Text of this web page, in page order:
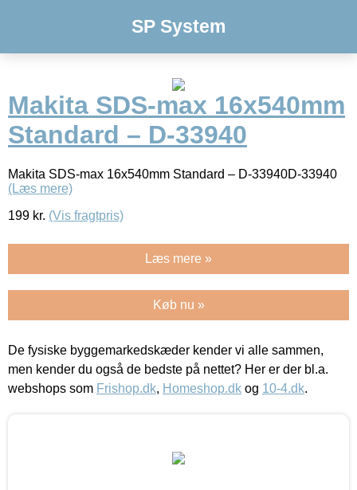
SP System
Makita SDS-max 16x540mm
Standard – D-33940
Makita SDS-max 16x540mm Standard – D-33940D-33940
(Læs mere)
199 kr. (Vis fragtpris)
Læs mere »
Køb nu »
De fysiske byggemarkedskæder kender vi alle sammen,
men kender du også de bedste på nettet? Her er der bl.a.
webshops som Frishop.dk, Homeshop.dk og 10-4.dk.